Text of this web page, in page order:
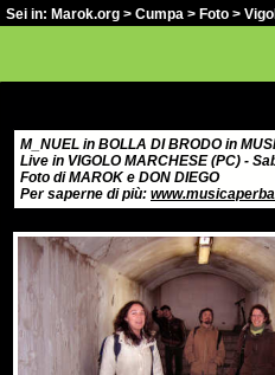
Sei in: Marok.org > Cumpa > Foto >
M_NUEL in BOLLA DI BRODO in
Live in VIGOLO MARCHESE (PC) -
Foto di MAROK e DON DIEGO
Per saperne di più: